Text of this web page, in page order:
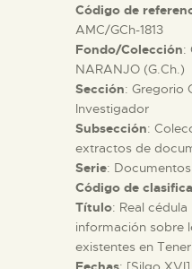
█
EL MUSEO
DIDÁCTICA
Código de
AMC/GCh-1813
Fondo/Colección:
NARANJO (G.Ch.)
Sección: Gregorio
Investigador
Subsección:
extractos de
Serie:
Código de
Título: Real
información sobre
existentes en